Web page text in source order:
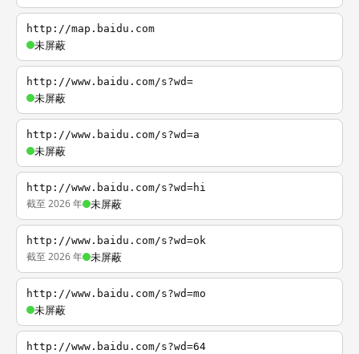
http://map.baidu.com
未屏蔽
http://www.baidu.com/s?wd=
未屏蔽
http://www.baidu.com/s?wd=a
未屏蔽
http://www.baidu.com/s?wd=hi
截至 2026 年 未屏蔽
http://www.baidu.com/s?wd=ok
截至 2026 年 未屏蔽
http://www.baidu.com/s?wd=mo
未屏蔽
http://www.baidu.com/s?wd=64